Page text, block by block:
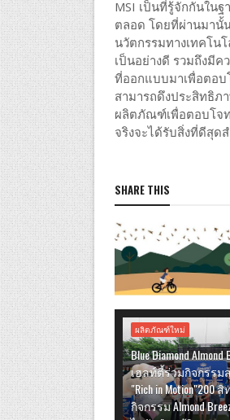
MSI เป็นที่รู้จักกันใน
ตลอด โดยที่ผ่านมานั้
นวัตกรรมทางเทคโน
เป็นอย่างดี รวมถึงมี
ที่ออกแบบมาเพื่อตอบ
สามารถดึงประสิทธิภ
ผลิตภัณฑ์เพื่อตอบโจท
จริงจะได้รับสิ่งที่ดีสุด
SHARE THIS
ผลิตภัณฑ์ใหม่
Blue Diamond
เฮลท์ตี้ร่วมกิจกรร
"Rich in Motion"200
กิจกรรม Almond